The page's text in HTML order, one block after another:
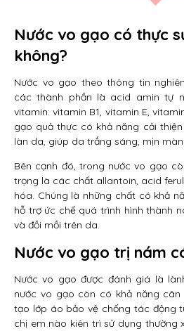
Nước vo gạo có thực
không?
Nước vo gạo theo thông tin
các thành phần là acid amin tự
vitamin: vitamin B1, vitamin E,
gạo quả thực có khả năng cải
làn da, giúp da trắng sáng, mịn
Bên cạnh đó, trong nước vo gạo
trọng là các chất allantoin, acid
hóa. Chúng là những chất có khả
hỗ trợ ức chế quá trình hình thành
và đồi mồi trên da.
Nước vo gạo trị nám
Nước vo gạo được đánh giá là
nước vo gạo còn có khả năng
tạo lớp áo bảo vệ chống tác động
chị em nào kiên trì sử dụng thường